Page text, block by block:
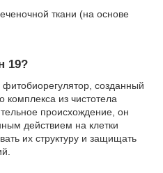
ткани (на основе
19?
созданный
комплекса из чистотела
происхождение, он
действием на клетки
их структуру и защищать